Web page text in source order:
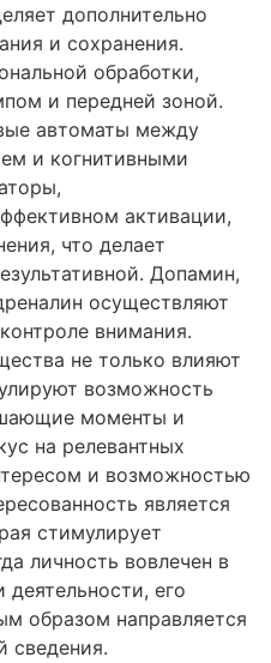
дополнительно
и сохранения.
обработки,
и передней зоной.
автоматы между
и когнитивными
активации,
что делает
Допамин,
осуществляют
внимания.
не только влияют
возможность
моменты и
на релевантных
и возможностью
является
стимулирует
личность вовлечен в
его
образом направляется
сведения.